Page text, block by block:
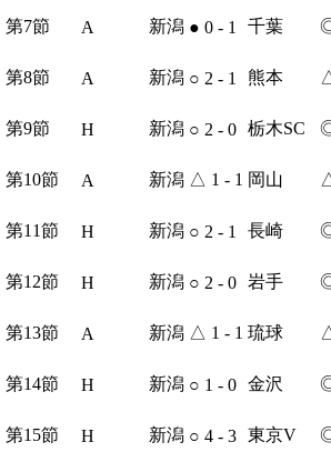
第7節 A 新潟 ● 0 - 1 千葉
第8節 A 新潟 ○ 2 - 1 熊本
第9節 H 新潟 ○ 2 - 0 栃木SC
第10節 A 新潟 △ 1 - 1 岡山
第11節 H 新潟 ○ 2 - 1 長崎
第12節 H 新潟 ○ 2 - 0 岩手
第13節 A 新潟 △ 1 - 1 琉球
第14節 H 新潟 ○ 1 - 0 金沢
第15節 H 新潟 ○ 4 - 3 東京V